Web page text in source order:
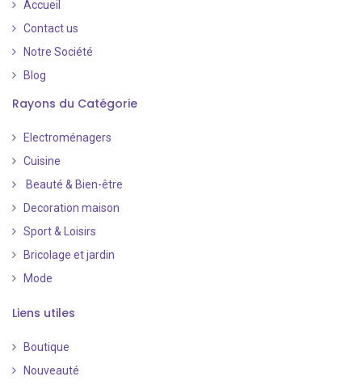
Accueil
Contact us
Notre Société
Blog
Rayons du Catégorie
Electroménagers
Cuisine
Beauté & Bien-être
Decoration maison
Sport & Loisirs
Bricolage et jardin
Mode
Liens utiles
Boutique
Nouveauté